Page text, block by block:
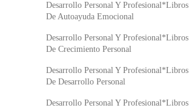
Desarrollo Personal Y Profesional*Libros
De Autoayuda Emocional
Desarrollo Personal Y Profesional*Libros
De Crecimiento Personal
Desarrollo Personal Y Profesional*Libros
De Desarrollo Personal
Desarrollo Personal Y Profesional*Libros